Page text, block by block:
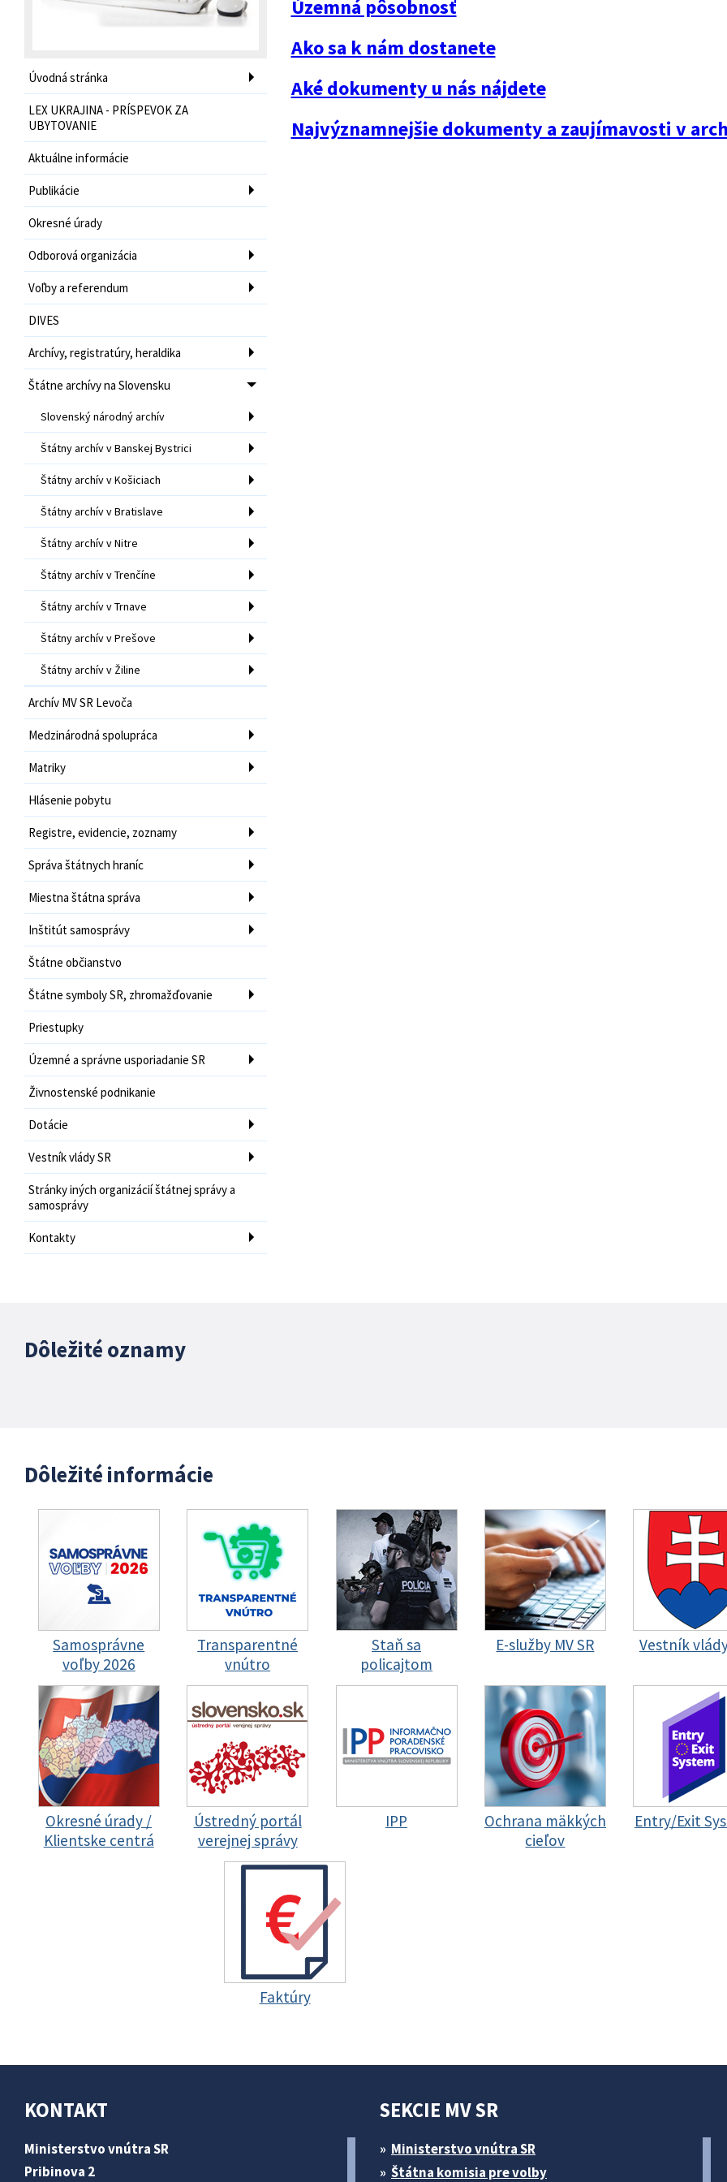
Úvodná stránka
LEX UKRAJINA - PRÍSPEVOK ZA
UBYTOVANIE
Aktuálne informácie
Publikácie
Okresné úrady
Odborová organizácia
Voľby a referendum
DIVES
Archívy, registratúry, heraldika
Štátne archívy na Slovensku
Slovenský národný archív
Štátny archív v Banskej Bystrici
Štátny archív v Košiciach
Štátny archív v Bratislave
Štátny archív v Nitre
Štátny archív v Trenčíne
Štátny archív v Trnave
Štátny archív v Prešove
Štátny archív v Žiline
Archív MV SR Levoča
Medzinárodná spolupráca
Matriky
Hlásenie pobytu
Registre, evidencie, zoznamy
Správa štátnych hraníc
Miestna štátna správa
Inštitút samosprávy
Štátne občianstvo
Štátne symboly SR, zhromažďovanie
Priestupky
Územné a správne usporiadanie SR
Živnostenské podnikanie
Dotácie
Vestník vlády SR
Stránky iných organizácií štátnej správy a
samosprávy
Kontakty
Územná pôsobnosť
Ako sa k nám dostanete
Aké dokumenty u nás nájdete
Najvýznamnejšie dokumenty a zaujímavosti v
Dôležité oznamy
Dôležité informácie
Samosprávne
voľby 2026
Transparentné
vnútro
Staň sa
policajtom
E-služby MV SR Vestník
Okresné úrady /
Klientske centrá
Ústredný portál
verejnej správy
IPP
Ochrana mäkkých
cieľov
Entry/Exit
Faktúry
KONTAKT
Ministerstvo vnútra SR
Pribinova 2
SEKCIE MV SR
Ministerstvo vnútra SR
Štátna komisia pre volby